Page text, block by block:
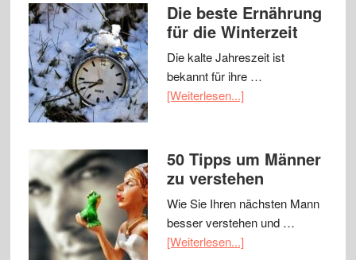
Die beste Ernährung
für die Winterzeit
Die kalte Jahreszeit ist
bekannt für ihre …
[Weiterlesen...]
50 Tipps um Männer
zu verstehen
Wie Sie Ihren nächsten Mann
besser verstehen und …
[Weiterlesen...]